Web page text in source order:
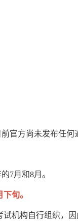
官方尚未发布任
7月和8月。
旬。
机构自行组织，